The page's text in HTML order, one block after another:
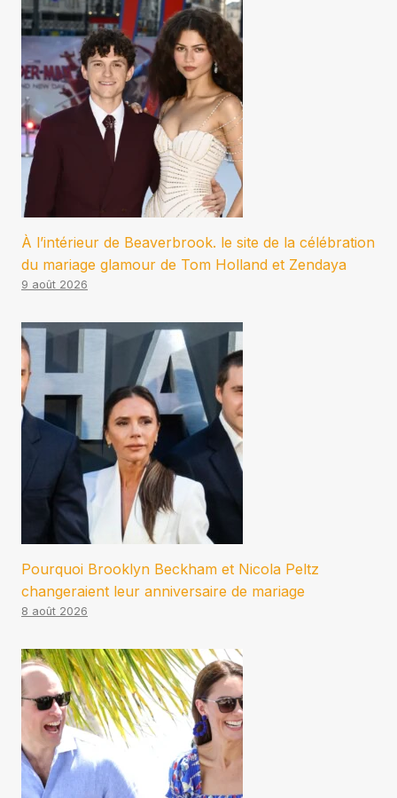
À l’intérieur de Beaverbrook. le site de la célébration
du mariage glamour de Tom Holland et Zendaya
9 août 2026
Pourquoi Brooklyn Beckham et Nicola Peltz
changeraient leur anniversaire de mariage
8 août 2026